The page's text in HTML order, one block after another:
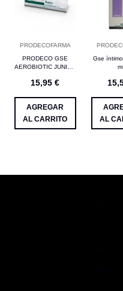
PRODECOFARMA
PRODECO GSE
AEROBIOTIC JUNIOR
AEROSOL 5 ML
15,95 €
AGREGAR
AL CARRITO
Gse
AL